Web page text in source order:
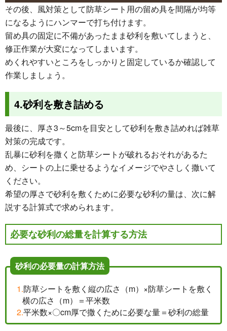
その後、風対策として防草シート用の留め具を間隔が均等
になるようにハンマーで打ち付けます。
留め具の固定に不備があったまま砂利を敷いてしまうと、
修正作業が大変になってしまいます。
めくれやすいところをしっかりと固定しているか確認して
作業しましょう。
4.砂利を敷き詰める
最後に、厚さ3～5cmを目安として砂利を敷き詰めれば雑草
対策の完成です。
乱暴に砂利を撒くと防草シートが破れるおそれがあるた
め、シートの上に乗せるようなイメージでやさしく撒いて
ください。
希望の厚さで砂利を敷くために必要な砂利の量は、次に解
説する計算式で求められます。
必要な砂利の総量を計算する方法
砂利の必要量の計算方法
防草シートを敷く縦の広さ（m）×防草シートを敷く
横の広さ（m）＝平米数
平米数×〇cm厚で撒くために必要な量＝砂利の総量